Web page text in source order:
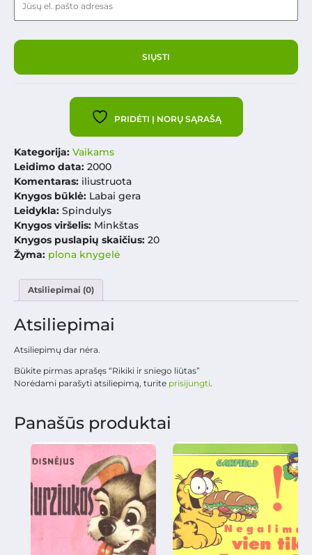
PRIDĖTI Į NORŲ SĄRAŠĄ
Kategorija: Vaikams
Leidimo data: 2000
Komentaras: iliustruota
Knygos būklė: Labai gera
Leidykla: Spindulys
Knygos viršelis: Minkštas
Knygos puslapių skaičius: 20
Žyma: plona knygelė
Atsiliepimai (0)
Atsiliepimai
Atsiliepimų dar nėra.
Būkite pirmas aprašęs “Rikiki ir sniego liūtas”
Norėdami parašyti atsiliepimą, turite prisijungti.
Panašūs produktai